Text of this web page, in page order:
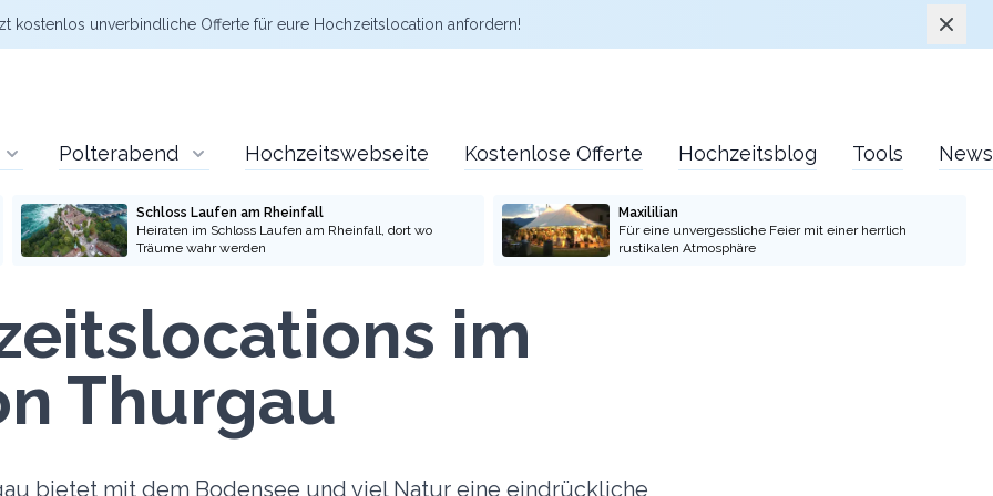
kostenlos unverbindliche Offertefür eure Hochzeitslocation anfordern!
Polterabend Hochzeitswebseite Kostenlose Offerte Hochzeitsblog Tools News
Schloss Laufen am Rheinfall
Heiraten im Schloss Laufen am Rheinfall, dort wo
Träume wahr werden
Maxililian
Für eine unvergessliche Feier mit einer herrlich
rustikalen Atmosphäre
im
Thurgau
bietet mit dem Bodensee und viel Natur eine eindrückliche